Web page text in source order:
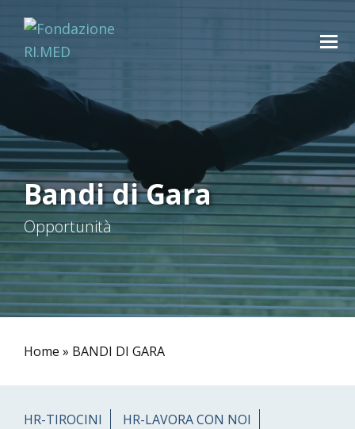
Bandi di Gara
Opportunità
Home » BANDI DI GARA
HR-TIROCINI
HR-LAVORA CON NOI